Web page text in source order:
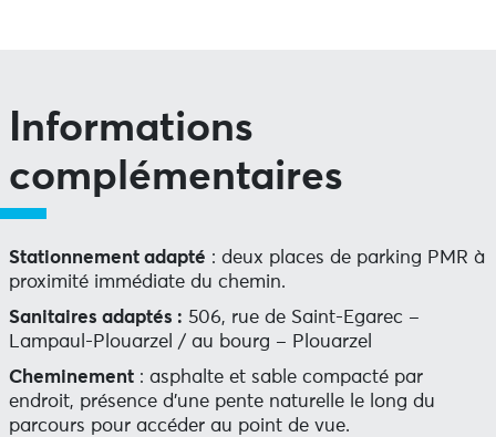
Informations
complémentaires
Stationnement adapté : deux places de parking PMR à
proximité immédiate du chemin.
Sanitaires adaptés : 506, rue de Saint-Egarec –
Lampaul-Plouarzel / au bourg – Plouarzel
Cheminement: asphalte et sable compacté par
endroit, présence d’une pente naturelle le long du
parcours pour accéder au point de vue.